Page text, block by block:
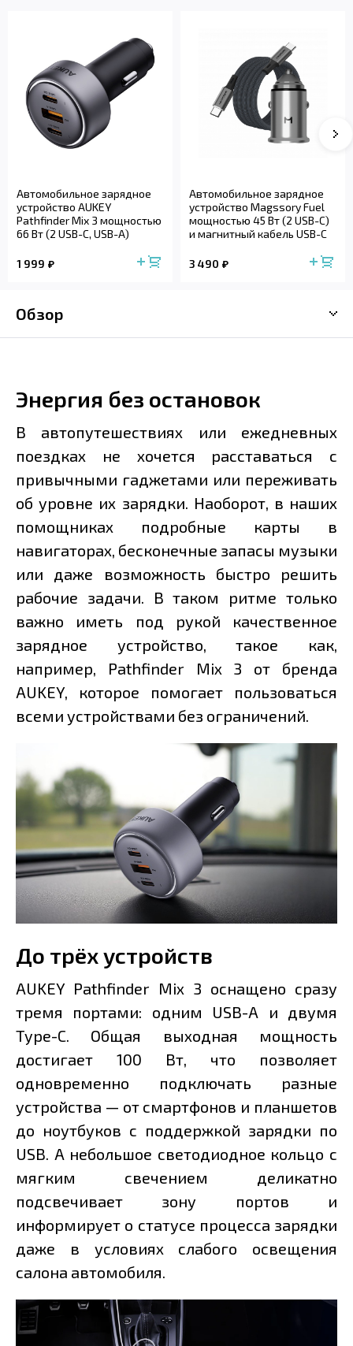
Автомобильное зарядное
устройство AUKEY
Pathfinder Mix 3 мощностью
66 Вт (2 USB-C, USB-A)
1 999
Автомобильное зарядное
устройство Magssory Fuel
мощностью 45 Вт (2 USB-C)
и магнитный кабель USB-C
3 490
Обзор
Энергия без остановок
В автопутешествиях или ежедневных
поездках не хочется расставаться с
привычными гаджетами или переживать
об уровне их зарядки. Наоборот, в наших
помощниках подробные карты в
навигаторах, бесконечные запасы музыки
или даже возможность быстро решить
рабочие задачи. В таком ритме только
важно иметь под рукой качественное
зарядное устройство, такое как,
например, Pathfinder Mix 3 от бренда
AUKEY, которое помогает пользоваться
всеми устройствами без ограничений.
До трёх устройств
AUKEY Pathfinder Mix 3 оснащено сразу
тремя портами: одним USB-A и двумя
Type-C. Общая выходная мощность
достигает 100 Вт, что позволяет
одновременно подключать разные
устройства — от смартфонов и планшетов
до ноутбуков с поддержкой зарядки по
USB. А небольшое светодиодное кольцо с
мягким свечением деликатно
подсвечивает зону портов и
информирует о статусе процесса зарядки
даже в условиях слабого освещения
салона автомобиля.